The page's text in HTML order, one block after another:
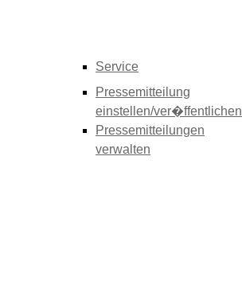
Service
Pressemitteilung
einstellen/ver�ffentlichen
Pressemitteilungen
verwalten